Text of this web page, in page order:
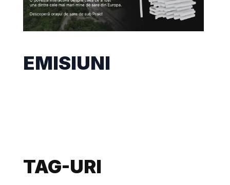
EMISIUNI
TAG-URI